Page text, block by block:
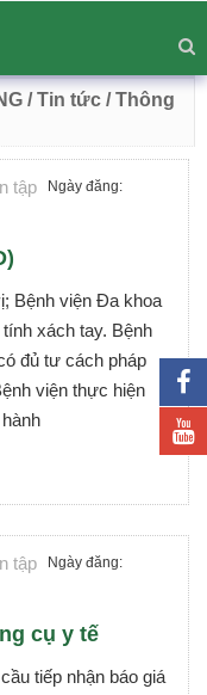
/ Tin tức / Thông
tập Ngày đăng:
Bệnh viện Đa khoa
xách tay. Bệnh
đủ tư cách pháp
viện thực hiện
tập Ngày đăng:
cụ y tế
tiếp nhận báo giá